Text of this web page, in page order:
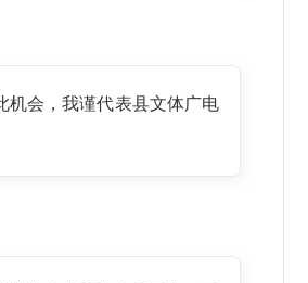
机会，我谨代表县文体广电